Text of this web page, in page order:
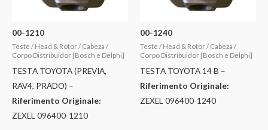
00-1210
Teste / Head & Rotor / Cabeza /
Corpo Distribuidor [Bosch e Delphi]
TESTA TOYOTA (PREVIA,
RAV4, PRADO) –
Riferimento Originale:
ZEXEL 096400-1210
00-1240
Teste / Head & Rotor / Cabeza /
Corpo Distribuidor [Bosch e Delphi]
TESTA TOYOTA 14 B –
Riferimento Originale:
ZEXEL 096400-1240